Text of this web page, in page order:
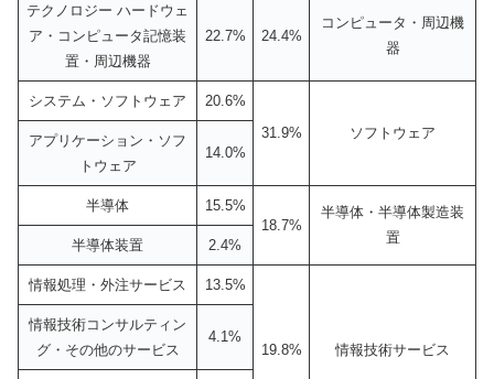
テクノロジー ハードウェ
ア・コンピュータ記憶装
置・周辺機器
22.7% 24.4%
コンピュータ・周辺機
器
システム・ソフトウェア
20.6%
31.9%
ソフトウェア
アプリケーション・ソフ
トウェア
14.0%
半導体
15.5%
18.7%
半導体・半導体製造装
置
半導体装置 2.4%
情報処理・外注サービス 13.5%
19.8% 情報技術サービス
情報技術コンサルティン
グ・その他のサービス
4.1%